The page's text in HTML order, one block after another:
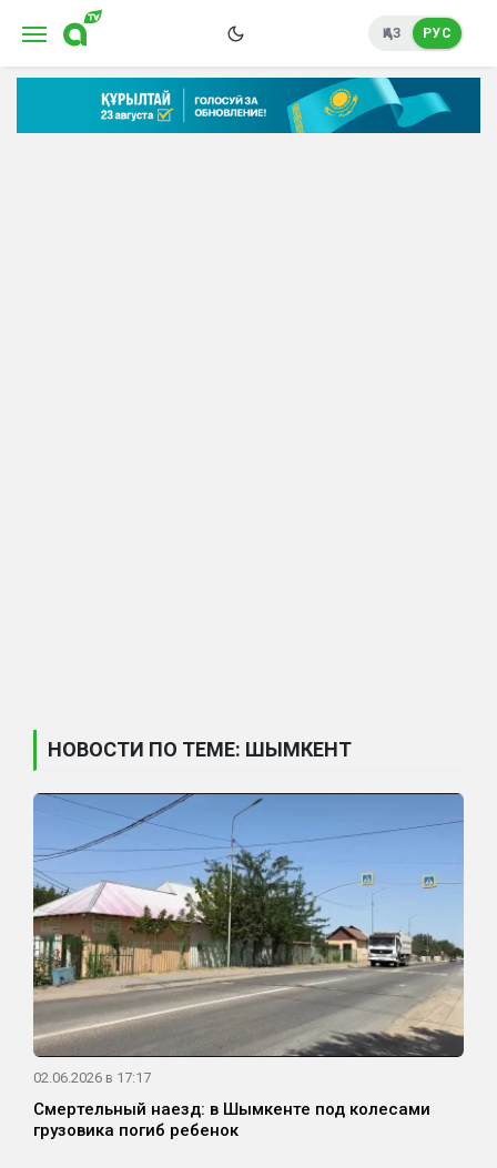
ҚАЗ РУС
НОВОСТИ ПО ТЕМЕ: ШЫМКЕНТ
02.06.2026 в 17:17
Смертельный наезд: в Шымкенте под колесами
грузовика погиб ребенок